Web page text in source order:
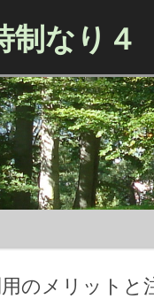
制なり４
のメリットと